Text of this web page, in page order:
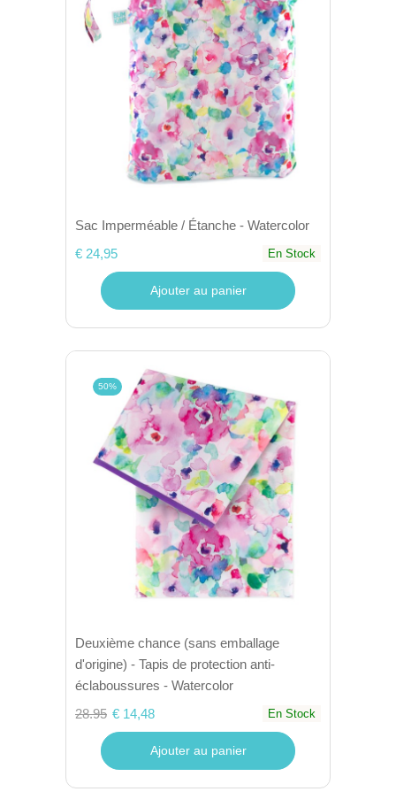
Sac Imperméable / Étanche - Watercolor
€ 24,95
En Stock
Ajouter au panier
50%
Deuxième chance (sans emballage
d'origine) - Tapis de protection anti-
éclaboussures - Watercolor
28.95 € 14,48 En Stock
Ajouter au panier